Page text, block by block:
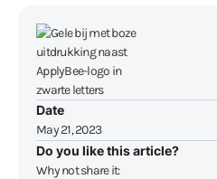
Date
May 21, 2023
Do you like this article?
Why not share it: